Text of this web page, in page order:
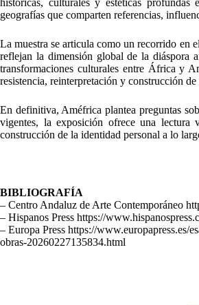
geografías que comparten referencias,
La muestra se articula como un recorrido en
reflejan la dimensión global de la diáspora
transformaciones culturales entre África y
resistencia, reinterpretación y construcción
En definitiva, Améfrica plantea preguntas
vigentes, la exposición ofrece una lectura
construcción de la identidad personal a lo
BIBLIOGRAFÍA
– Centro Andaluz de Arte Contemporáneo
– Hispanos Press https://
– Europa Press https://www.europapress.es/
obras-20260227135834.html